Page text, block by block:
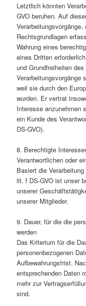
Letztlich könnten
GVO beruhen. Auf
Rechtsgrundlagen
Wahrung eines
eines Dritten
und Grundfreiheiten
Verarbeitungsvorgänge
weil sie durch den
wurden. Er vertrat
Interesse anzunehmen
ein Kunde des
DS-GVO).
8. Berechtigte
Verantwortlichen oder
Basiert die
lit. f DS-GVO ist unser
unserer
unserer Mitglieder.
9. Dauer, für die die
werden
Das Kriterium für die
personenbezogenen
Aufbewahrungsfrist.
entsprechenden Daten
mehr zur
sind.